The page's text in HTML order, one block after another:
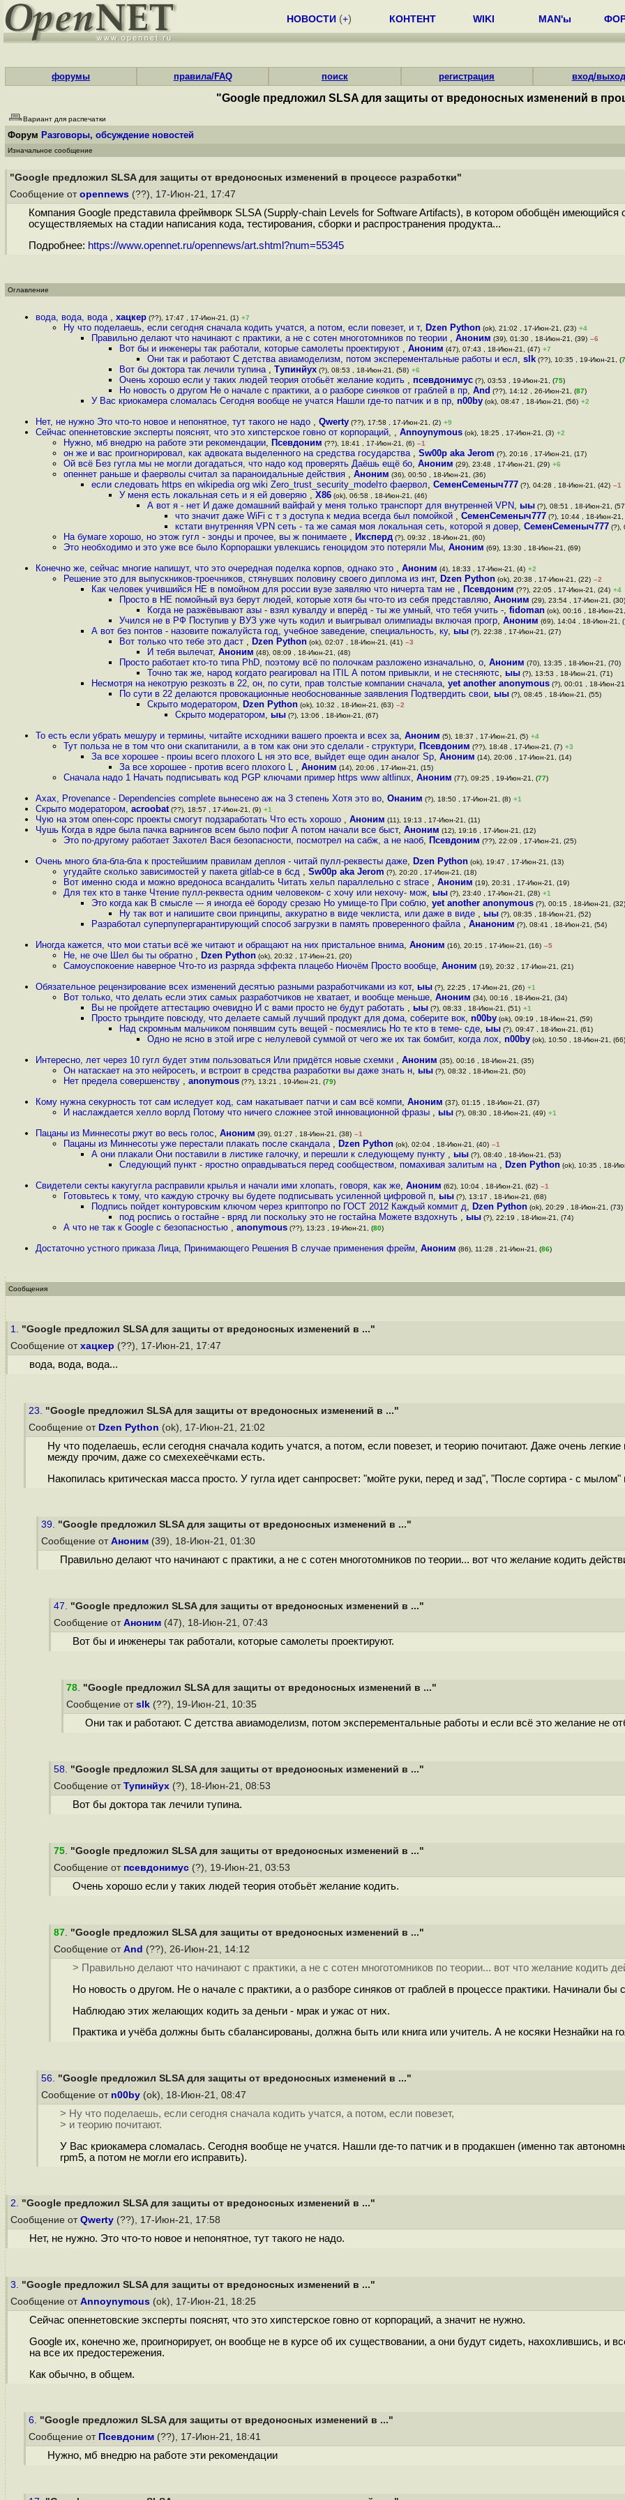
НОВОСТИ (+) КОНТЕНТ WIKI MAN'ы
форумы правила/FAQ поиск регистрация вход/выход
"Google предложил SLSA для защиты от вредоносных изменений в
Вариант для распечатки
Форум Разговоры, обсуждение новостей
Изначальное сообщение
"Google предложил SLSA для защиты от вредоносных изменений в процессе разработки"
Сообщение от opennews (??), 17-Июн-21, 17:47
Компания Google представила фреймворк SLSA (Supply-chain Levels for Software Artifacts), в котором обобщён имеющийся
осуществляемых на стадии написания кода, тестирования, сборки и распространения продукта...
Подробнее: https://www.opennet.ru/opennews/art.shtml?num=55345
Оглавление
вода, вода, вода , хацкер (??), 17:47 , 17-Июн-21, (1) +7
Ну что поделаешь, если сегодня сначала кодить учатся, а потом, если повезет, и т, Dzen Python (ok), 21:02 , 17-Июн-21, (23) +4
Правильно делают что начинают с практики, а не с сотен многотомников по теории , Аноним (39), 01:30 , 18-Июн-21, (39) –6
Вот бы и инженеры так работали, которые самолеты проектируют , Аноним (47), 07:43 , 18-Июн-21, (47) +7
Они так и работают С детства авиамоделизм, потом эксперементальные работы и есл, slk (??), 10:35 , 19-Июн-21, (
Вот бы доктора так лечили тупина , Тупинйух (?), 08:53 , 18-Июн-21, (58) +6
Очень хорошо если у таких людей теория отобьёт желание кодить , псевдонимус (?), 03:53 , 19-Июн-21, (75)
Но новость о другом Не о начале с практики, а о разборе синяков от граблей в пр, And (??), 14:12 , 26-Июн-21, (87)
У Вас криокамера сломалась Сегодня вообще не учатся Нашли где-то патчик и в пр, n00by (ok), 08:47 , 18-Июн-21, (56) +2
Нет, не нужно Это что-то новое и непонятное, тут такого не надо , Qwerty (??), 17:58 , 17-Июн-21, (2) +9
Сейчас опеннетовские эксперты пояснят, что это хипстерское говно от корпораций, , Annoynymous (ok), 18:25 , 17-Июн-21, (3) +2
Нужно, мб внедрю на работе эти рекомендации, Псевдоним (??), 18:41 , 17-Июн-21, (6) –1
он же и вас проигнорировал, как адвоката выделенного на средства государства , Sw00p aka Jerom (?), 20:16 , 17-Июн-21, (17)
Ой всё Без гугла мы не могли догадаться, что надо код проверять Даёшь ещё бо, Аноним (29), 23:48 , 17-Июн-21, (29) +6
опеннет раньше и фаерволы считал за параноидальные действия , Аноним (36), 00:50 , 18-Июн-21, (36)
если следовать https en wikipedia org wiki Zero_trust_security_modelто фаервол, СеменСеменыч777 (?), 04:28 , 18-Июн-21, (42) –1
У меня есть локальная сеть и я ей доверяю , X86 (ok), 06:58 , 18-Июн-21, (46)
А вот я - нет И даже домашний вайфай у меня только транспорт для внутренней VPN, ыы (?), 08:51 , 18-Июн-21,
что значит даже WiFi с т з доступа к медиа всегда был помойкой , СеменСеменыч777 (?), 10:44 , 18-Июн-21,
кстати внутренняя VPN сеть - та же самая моя локальная сеть, которой я довер, СеменСеменыч777 (?),
На бумаге хорошо, но этож гугл - зонды и прочее, вы ж понимаете , Иксперд (?), 09:32 , 18-Июн-21, (60)
Это необходимо и это уже все было Корпорашки увлекшись геноцидом это потеряли Мы, Аноним (69), 13:30 , 18-Июн-21, (69)
Конечно же, сейчас многие напишут, что это очередная поделка корпов, однако это , Аноним (4), 18:33 , 17-Июн-21, (4) +2
Решение это для выпускников-троечников, стянувших половину своего диплома из инт, Dzen Python (ok), 20:38 , 17-Июн-21, (22) –2
Как человек учившийся НЕ в помойном для россии вузе заявляю что ничерта там не , Псевдоним (??), 22:05 , 17-Июн-21, (24) +4
Просто в НЕ помойный вуз берут людей, которые хотя бы что-то из себя представляю, Аноним (29), 23:54 , 17-Июн-21, (30)
Когда не разжёвывают азы - взял кувалду и вперёд - ты же умный, что тебя учить -, fidoman (ok), 00:16 , 18-Июн-
Учился не в РФ Поступив у ВУЗ уже чуть кодил и выигрывал олимпиады включая прогр, Аноним (69), 14:04 , 18-Июн-21,
А вот без понтов - назовите пожалуйста год, учебное заведение, специальность, ку, ыы (?), 22:38 , 17-Июн-21, (27)
Вот только что тебе это даст , Dzen Python (ok), 02:07 , 18-Июн-21, (41) –3
И тебя вылечат, Аноним (48), 08:09 , 18-Июн-21, (48)
Просто работает кто-то типа PhD, поэтому всё по полочкам разложено изначально, о, Аноним (70), 13:35 , 18-Июн-21, (70)
Точно так же, народ когдато реагировал на ITIL А потом привыкли, и не стесняютс, ыы (?), 13:53 , 18-Июн-21, (71)
Несмотря на некотрую резкозть в 22, он, по сути, прав толстые компании сначала, yet another anonymous (?), 00:01 , 18-Июн-
По сути в 22 делаются провокационные необоснованные заявления Подтвердить свои, ыы (?), 08:45 , 18-Июн-21, (55)
Скрыто модератором, Dzen Python (ok), 10:32 , 18-Июн-21, (63) –2
Скрыто модератором, ыы (?), 13:06 , 18-Июн-21, (67)
То есть если убрать мешуру и термины, читайте исходники вашего проекта и всех за, Аноним (5), 18:37 , 17-Июн-21, (5) +4
Тут польза не в том что они скапитанили, а в том как они это сделали - структури, Псевдоним (??), 18:48 , 17-Июн-21, (7) +3
За все хорошее - проиы всего плохого L ня это все, выйдет еще один аналог Sp, Аноним (14), 20:06 , 17-Июн-21, (14)
За все хорошее - против всего плохого L , Аноним (14), 20:06 , 17-Июн-21, (15)
Сначала надо 1 Начать подписывать код PGP ключами пример https www altlinux, Аноним (77), 09:25 , 19-Июн-21, (77)
Ахах, Provenance - Dependencies complete вынесено аж на 3 степень Хотя это во, Онаним (?), 18:50 , 17-Июн-21, (8) +1
Скрыто модератором, acroobat (??), 18:57 , 17-Июн-21, (9) +1
Чую на этом опен-сорс проекты смогут подзаработать Что есть хорошо , Аноним (11), 19:13 , 17-Июн-21, (11)
Чушь Когда в ядре была пачка варнингов всем было пофиг А потом начали все быст, Аноним (12), 19:16 , 17-Июн-21, (12)
Это по-другому работает Захотел Вася безопасности, посмотрел на сабж, а не наоб, Псевдоним (??), 22:09 , 17-Июн-21, (25)
Очень много бла-бла-бла к простейшиим правилам деплоя - читай пулл-реквесты даже, Dzen Python (ok), 19:47 , 17-Июн-21, (13)
угудайте сколько зависимостей у пакета gitlab-ce в бсд , Sw00p aka Jerom (?), 20:20 , 17-Июн-21, (18)
Вот именно сюда и можно вредоноса всандалить Читать хельп параллельно с strace , Аноним (19), 20:31 , 17-Июн-21, (19)
Для тех кто в танке Чтение пулл-реквеста одним человеком- с хочу или нехочу- мож, ыы (?), 23:40 , 17-Июн-21, (28) +1
Это когда как В смысле --- я иногда её бороду срезаю Но умище-то При соблю, yet another anonymous (?), 00:15 , 18-Июн-21, (32)
Ну так вот и напишите свои принципы, аккуратно в виде чеклиста, или даже в виде , ыы (?), 08:35 , 18-Июн-21, (52)
Разработал суперпупергарантирующий способ загрузки в память проверенного файла , Ананоним (?), 08:41 , 18-Июн-21, (54)
Иногда кажется, что мои статьи всё же читают и обращают на них пристальное внима, Аноним (16), 20:15 , 17-Июн-21, (16) –5
Не, не оче Шел бы ты обратно , Dzen Python (ok), 20:32 , 17-Июн-21, (20)
Самоуспокоение наверное Что-то из разряда эффекта плацебо Ниочём Просто вообще, Аноним (19), 20:32 , 17-Июн-21, (21)
Обязательное рецензирование всех изменений десятью разными разработчиками из кот, ыы (?), 22:25 , 17-Июн-21, (26) +1
Вот только, что делать если этих самых разработчиков не хватает, и вообще меньше, Аноним (34), 00:16 , 18-Июн-21, (34)
Вы не пройдете аттестацию очевидно И с вами просто не будут работать , ыы (?), 08:33 , 18-Июн-21, (51) +1
Просто трындите повсюду, что делаете самый лучший продукт для дома, соберите вок, n00by (ok), 09:19 , 18-Июн-21, (59)
Над скромным мальчиком понявшим суть вещей - посмеялись Но те кто в теме- сде, ыы (?), 09:47 , 18-Июн-21, (61)
Одно не ясно в этой игре с нелулевой суммой от чего же их так бомбит, когда лох, n00by (ok), 10:50 , 18-Июн-21, (66)
Интересно, лет через 10 гугл будет этим пользоваться Или придётся новые схемки , Аноним (35), 00:16 , 18-Июн-21, (35)
Он натаскает на это нейросеть, и встроит в средства разработки вы даже знать н, ыы (?), 08:32 , 18-Июн-21, (50)
Нет предела совершенству , anonymous (??), 13:21 , 19-Июн-21, (79)
Кому нужна секурность тот сам иследует код, сам накатывает патчи и сам всё компи, Аноним (37), 01:15 , 18-Июн-21, (37)
И наслаждается хелло ворлд Потому что ничего сложнее этой инновационной фразы , ыы (?), 08:30 , 18-Июн-21, (49) +1
Пацаны из Миннесоты ржут во весь голос, Аноним (39), 01:27 , 18-Июн-21, (38) –1
Пацаны из Миннесоты уже перестали плакать после скандала , Dzen Python (ok), 02:04 , 18-Июн-21, (40) –1
А они плакали Они поставили в листике галочку, и перешли к следующему пункту , ыы (?), 08:40 , 18-Июн-21, (53)
Следующий пункт - яростно оправдываться перед сообществом, помахивая залитым на , Dzen Python (ok), 10:35 , 18-
Свидетели секты какугугла расправили крылья и начали ими хлопать, говоря, как же, Аноним (62), 10:04 , 18-Июн-21, (62) –1
Готовьтесь к тому, что каждую строчку вы будете подписывать усиленной цифровой п, ыы (?), 13:17 , 18-Июн-21, (68)
Подпись пойдет контуровским ключом через криптопро по ГОСТ 2012 Каждый коммит д, Dzen Python (ok), 20:29 , 18-Июн-21, (73)
под роспись о гостайне - вряд ли поскольку это не гостайна Можете вздохнуть , ыы (?), 22:19 , 18-Июн-21, (74)
А что не так к Google с безопасностью , anonymous (??), 13:23 , 19-Июн-21, (80)
Достаточно устного приказа Лица, Принимающего Решения В случае применения фрейм, Аноним (86), 11:28 , 21-Июн-21, (86)
Сообщения
1. "Google предложил SLSA для защиты от вредоносных изменений в ..."
Сообщение от хацкер (??), 17-Июн-21, 17:47
вода, вода, вода...
23. "Google предложил SLSA для защиты от вредоносных изменений в ..."
Сообщение от Dzen Python (ok), 17-Июн-21, 21:02
Ну что поделаешь, если сегодня сначала кодить учатся, а потом, если повезет, и теорию почитают. Даже очень
между прочим, даже со смехехеёчками есть.
Накопилась критическая масса просто. У гугла идет санпросвет: "мойте руки, перед и зад", "После сортира - с
39. "Google предложил SLSA для защиты от вредоносных изменений в ..."
Сообщение от Аноним (39), 18-Июн-21, 01:30
Правильно делают что начинают с практики, а не с сотен многотомников по теории... вот что желание кодить
47. "Google предложил SLSA для защиты от вредоносных изменений в ..."
Сообщение от Аноним (47), 18-Июн-21, 07:43
Вот бы и инженеры так работали, которые самолеты проектируют.
78. "Google предложил SLSA для защиты от вредоносных изменений в ..."
Сообщение от slk (??), 19-Июн-21, 10:35
Они так и работают. С детства авиамоделизм, потом эксперементальные работы и если всё это желание не
58. "Google предложил SLSA для защиты от вредоносных изменений в ..."
Сообщение от Тупинйух (?), 18-Июн-21, 08:53
Вот бы доктора так лечили тупина.
75. "Google предложил SLSA для защиты от вредоносных изменений в ..."
Сообщение от псевдонимус (?), 19-Июн-21, 03:53
Очень хорошо если у таких людей теория отобьёт желание кодить.
87. "Google предложил SLSA для защиты от вредоносных изменений в ..."
Сообщение от And (??), 26-Июн-21, 14:12
> Правильно делают что начинают с практики, а не с сотен многотомников по теории... вот что желание кодить
Но новость о другом. Не о начале с практики, а о разборе синяков от граблей в процессе практики. Начинали
Наблюдаю этих желающих кодить за деньги - мрак и ужас от них.
Практика и учёба должны быть сбалансированы, должна быть или книга или учитель. А не косяки Незнайки на
56. "Google предложил SLSA для защиты от вредоносных изменений в ..."
Сообщение от n00by (ok), 18-Июн-21, 08:47
> Ну что поделаешь, если сегодня сначала кодить учатся, а потом, если повезет,
> и теорию почитают.
У Вас криокамера сломалась. Сегодня вообще не учатся. Нашли где-то патчик и в продакшен (именно так
rpm5, а потом не могли его исправить).
2. "Google предложил SLSA для защиты от вредоносных изменений в ..."
Сообщение от Qwerty (??), 17-Июн-21, 17:58
Нет, не нужно. Это что-то новое и непонятное, тут такого не надо.
3. "Google предложил SLSA для защиты от вредоносных изменений в ..."
Сообщение от Annoynymous (ok), 17-Июн-21, 18:25
Сейчас опеннетовские эксперты пояснят, что это хипстерское говно от корпораций, а значит не нужно.
Google их, конечно же, проигнорирует, он вообще не в курсе об их существовании, а они будут сидеть, нахохлившись, и
на все их предостережения.
Как обычно, в общем.
6. "Google предложил SLSA для защиты от вредоносных изменений в ..."
Сообщение от Псевдоним (??), 17-Июн-21, 18:41
Нужно, мб внедрю на работе эти рекомендации